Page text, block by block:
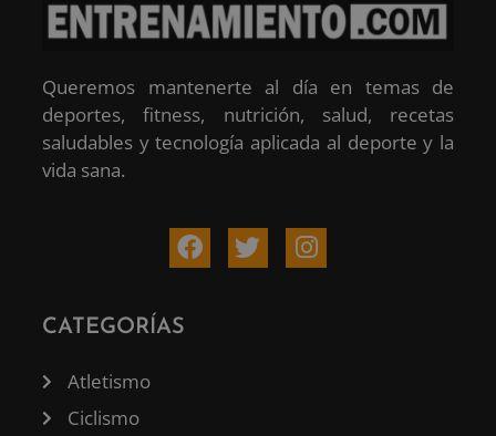
Queremos mantenerte al día en temas de
deportes, fitness, nutrición, salud, recetas
saludables y tecnología aplicada al deporte y la
vida sana.
CATEGORÍAS
Atletismo
Ciclismo